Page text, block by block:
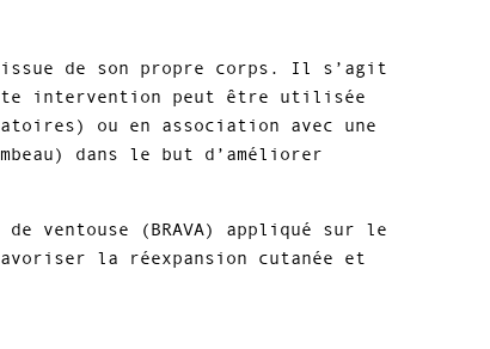
de son propre corps. Il s’agit
intervention peut être utilisée
ou en association avec une
dans le but d’améliorer
ventouse (BRAVA) appliqué sur le
la réexpansion cutanée et